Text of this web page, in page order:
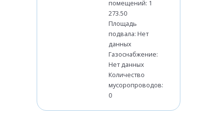
помещений: 1
273.50
Площадь
подвала: Нет
данных
Газоснабжение:
Нет данных
Количество
мусоропроводов:
0